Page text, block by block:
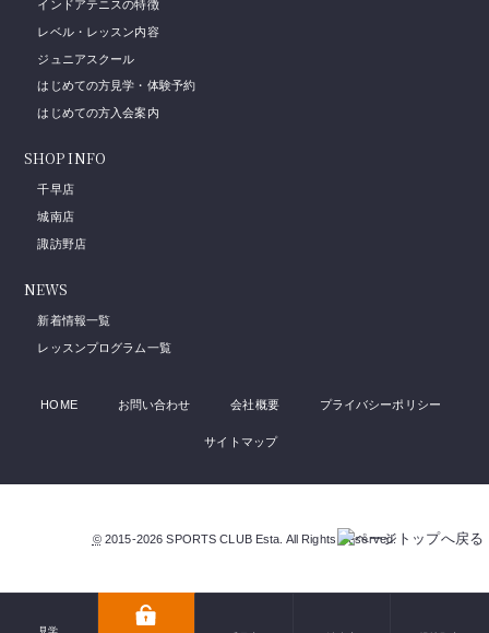
インドアテニスの特徴
レベル・レッスン内容
ジュニアスクール
はじめての方見学・体験予約
はじめての方入会案内
SHOP INFO
千早店
城南店
諏訪野店
NEWS
新着情報一覧
レッスンプログラム一覧
HOME お問い合わせ 会社概要 プライバシーポリシー
サイトマップ
©2015-2026SPORTS CLUB Esta . All Rights Reserved.
見学